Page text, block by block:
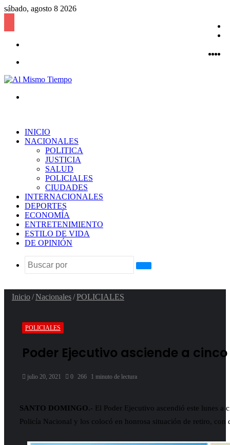
sábado, agosto 8 2026
INICIO
NACIONALES
POLITICA
JUSTICIA
SALUD
POLICIALES
CIUDADES
INTERNACIONALES
DEPORTES
ECONOMÍA
ENTRETENIMIENTO
ESTILO DE VIDA
DE OPINIÓN
Buscar
Inicio/Nacionales/POLICIALES
POLICIALES
Poder Ejecutivo asciende a
julio 20, 2021 0 266 1 minuto de lectura
SANTO DOMINGO.- El Poder Ejecutivo ascendió este lunes a
Policía Nacional y los colocó en honrosa situación de retiro, con